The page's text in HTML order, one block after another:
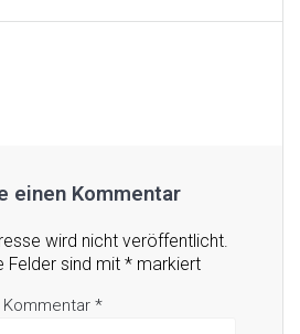
einen Kommentar
wird nicht veröffentlicht.
Felder sind mit *markiert
Kommentar *